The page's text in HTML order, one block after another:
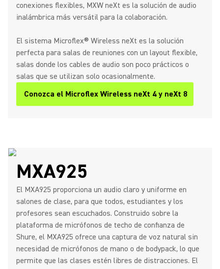
conexiones flexibles, MXW neXt es la solución de audio
inalámbrica más versátil para la colaboración.
El sistema Microflex® Wireless neXt es la solución
perfecta para salas de reuniones con un layout flexible,
salas donde los cables de audio son poco prácticos o
salas que se utilizan solo ocasionalmente.
Conozca el Microflex Wireless neXt 4 y neXt 8
MXA925
El MXA925 proporciona un audio claro y uniforme en
salones de clase, para que todos, estudiantes y los
profesores sean escuchados. Construido sobre la
plataforma de micrófonos de techo de confianza de
Shure, el MXA925 ofrece una captura de voz natural sin
necesidad de micrófonos de mano o de bodypack, lo que
permite que las clases estén libres de distracciones. El